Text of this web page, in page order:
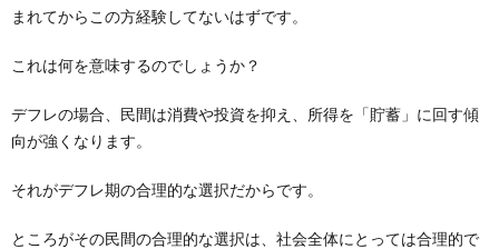
まれてからこの方経験してないはずです。
これは何を意味するのでしょうか？
デフレの場合、民間は消費や投資を抑え、所得を「貯蓄」に回す傾
向が強くなります。
それがデフレ期の合理的な選択だからです。
ところがその民間の合理的な選択は、社会全体にとっては合理的で